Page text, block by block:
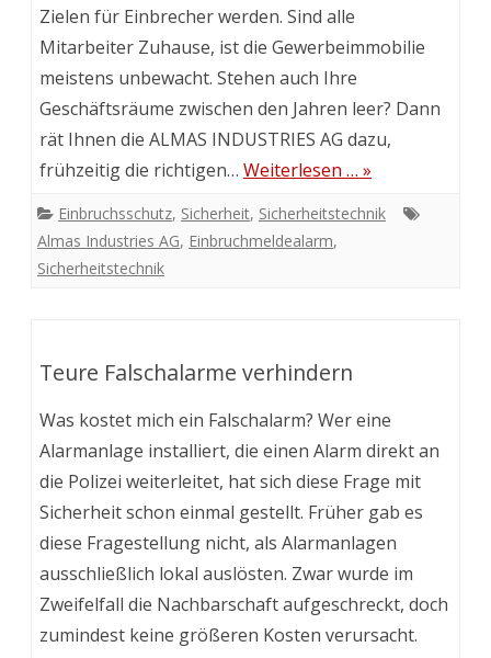
Zielen für Einbrecher werden. Sind alle
Mitarbeiter Zuhause, ist die Gewerbeimmobilie
meistens unbewacht. Stehen auch Ihre
Geschäftsräume zwischen den Jahren leer? Dann
rät Ihnen die ALMAS INDUSTRIES AG dazu,
frühzeitig die richtigen… Weiterlesen … »
Einbruchsschutz, Sicherheit, Sicherheitstechnik
Almas Industries AG, Einbruchmeldealarm,
Sicherheitstechnik
Teure Falschalarme verhindern
Was kostet mich ein Falschalarm? Wer eine
Alarmanlage installiert, die einen Alarm direkt an
die Polizei weiterleitet, hat sich diese Frage mit
Sicherheit schon einmal gestellt. Früher gab es
diese Fragestellung nicht, als Alarmanlagen
ausschließlich lokal auslösten. Zwar wurde im
Zweifelfall die Nachbarschaft aufgeschreckt, doch
zumindest keine größeren Kosten verursacht.